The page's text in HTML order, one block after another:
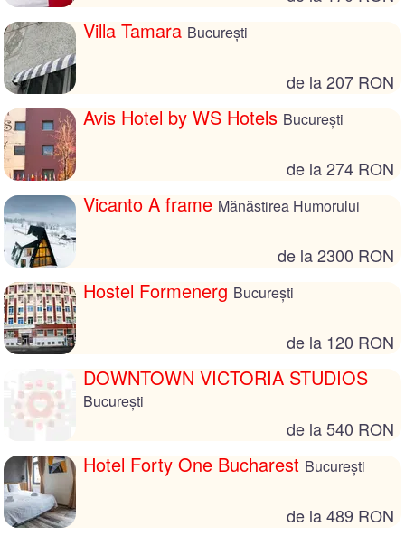
Villa Tamara București
de la 207 RON
Avis Hotel by WS Hotels București
de la 274 RON
Vicanto A frame Mănăstirea Humorului
de la 2300 RON
Hostel Formenerg București
de la 120 RON
DOWNTOWN VICTORIA STUDIOS
București
de la 540 RON
Hotel Forty One Bucharest București
de la 489 RON